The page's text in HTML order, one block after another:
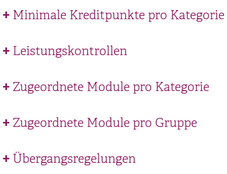
Minimale Kreditpunkte pro Kategorie
Leistungskontrollen
Zugeordnete Module pro Kategorie
Zugeordnete Module pro Gruppe
Übergangsregelungen